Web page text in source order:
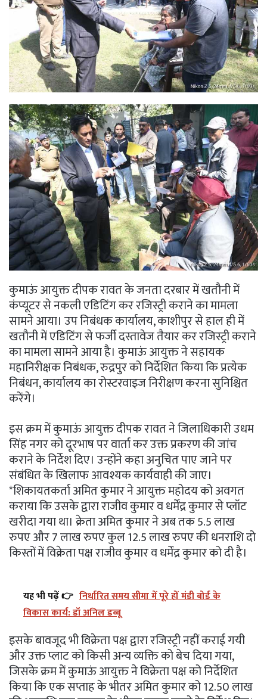
कुमाऊं आयुक्त दीपक रावत के जनता दरबार में खतौनी में
कंप्यूटर से नकली एडिटिंग कर रजिस्ट्री कराने का मामला
सामने आया। उप निबंधक कार्यालय, काशीपुर से हाल ही में
खतौनी में एडिटिंग से फर्जी दस्तावेज तैयार कर रजिस्ट्री कराने
का मामला सामने आया है। कुमाऊं आयुक्त ने सहायक
महानिरीक्षक निबंधक, रुद्रपुर को निर्देशित किया कि प्रत्येक
निबंधन, कार्यालय का रोस्टरवाइज निरीक्षण करना सुनिश्चित
करेंगे।
इस क्रम में कुमाऊं आयुक्त दीपक रावत ने जिलाधिकारी उधम
सिंह नगर को दूरभाष पर वार्ता कर उक्त प्रकरण की जांच
कराने के निर्देश दिए। उन्होंने कहा अनुचित पाए जाने पर
संबंधित के खिलाफ आवश्यक कार्यवाही की जाए।
*शिकायतकर्ता अमित कुमार ने आयुक्त महोदय को अवगत
कराया कि उसके द्वारा राजीव कुमार व धर्मेंद्र कुमार से प्लॉट
खरीदा गया था। क्रेता अमित कुमार ने अब तक 5.5 लाख
रुपए और 7 लाख रुपए कुल 12.5 लाख रुपए की धनराशि दो
किस्तों में विक्रेता पक्ष राजीव कुमार व धर्मेंद्र कुमार को दी है।
यह भी पढ़ें 👉 निर्धारित समय सीमा में पूरे हों मंडी बोर्ड के
विकास कार्य: डॉ अनिल डब्बू
इसके बावजूद भी विक्रेता पक्ष द्वारा रजिस्ट्री नहीं कराई गयी
और उक्त प्लाट को किसी अन्य व्यक्ति को बेच दिया गया,
जिसके क्रम में कुमाऊं आयुक्त ने विक्रेता पक्ष को निर्देशित
किया कि एक सप्ताह के भीतर अमित कुमार को 12.50 लाख